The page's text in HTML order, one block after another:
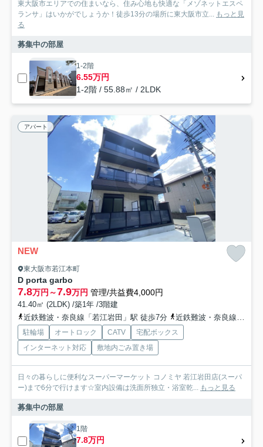
東大阪市エリアでの住まいなら、住み心地も快適な「メゾネットエスペ
ランサ」はいかがでしょうか！徒歩13分の場所に東大阪市立... もっと見
る
募集中の部屋
1-2階
6.55万円
1-2階 / 55.88㎡ / 2LDK
アパート
NEW
東大阪市若江本町
D porta garbo
7.8万円～7.9万円 管理/共益費4,000円
41.40㎡ (2LDK) /築1年 /3階建
近鉄難波・奈良線「若江岩田」駅 徒歩7分
近鉄難波・奈良線「河内花園」駅 徒歩19分
駐輪場 オートロック CATV
宅配ボックス
インターネット対応
敷地内ごみ置き場
日々の暮らしに便利なスーパーマーケット コノミヤ 若江岩田店(スーパ
ー)まで6分で行けます☆室内設備は洗面所独立・浴室乾... もっと見る
募集中の部屋
1階
7.8万円